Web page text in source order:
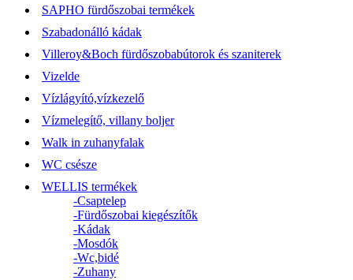
SAPHO fürdőszobai termékek
Szabadonálló kádak
Villeroy&Boch fürdőszobabútorok és szaniterek
Vizelde
Vízlágyító,vízkezelő
Vízmelegítő, villany boljer
Walk in zuhanyfalak
WC csésze
WELLIS termékek
-Csaptelep
-Fürdőszobai kiegészítők
-Kádak
-Mosdók
-Wc,bidé
-Zuhany